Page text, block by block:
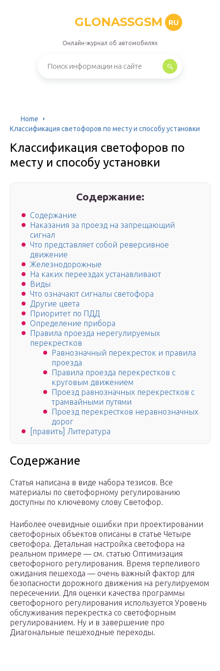
GLONASSGSM RU
Онлайн-журнал об автомобилях
Home
Классификация светофоров по месту и способу установки
Классификация светофоров по
месту и способу установки
Содержание:
Содержание
Наказания за проезд на запрещающий
сигнал
Что представляет собой реверсивное
движение
Железнодорожные
На каких переездах устанавливают
Виды
Что означают сигналы светофора
Другие цвета
Приоритет по ПДД
Определение прибора
Правила проезда нерегулируемых
перекрестков
Равнозначный перекресток и правила
проезда
Правила проезда перекрестков с
круговым движением
Проезд равнозначных перекрестков с
трамвайными путями
Проезд перекрестков неравнозначных
дорог
[править] Литература
Содержание
Статья написана в виде набора тезисов. Все
материалы по светофорному регулированию
доступны по ключевому слову Светофор.
Наиболее очевидные ошибки при проектировании
светофорных объектов описаны в статье Четыре
светофора. Детальная настройка светофора на
реальном примере — см. статью Оптимизация
светофорного регулирования. Время терпеливого
ожидания пешехода — очень важный фактор для
безопасности дорожного движения на регулируемом
пересечении. Для оценки качества программы
светофорного регулирования используется Уровень
обслуживания перекрестка со светофорным
регулированием. Ну и в завершение про
Диагональные пешеходные переходы.